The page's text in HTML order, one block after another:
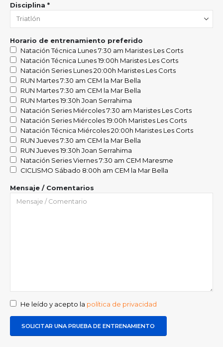
Disciplina *
Horario de entrenamiento preferido
Natación Técnica Lunes 7:30 am Maristes Les Corts
Natación Técnica Lunes 19:00h Maristes Les Corts
Natación Series Lunes 20:00h Maristes Les Corts
RUN Martes 7:30 am CEM la Mar Bella
RUN Martes 7:30 am CEM la Mar Bella
RUN Martes 19:30h Joan Serrahima
Natación Series Miércoles 7:30 am Maristes Les Corts
Natación Series Miércoles 19:00h Maristes Les Corts
Natación Técnica Miércoles 20:00h Maristes Les Corts
RUN Jueves 7:30 am CEM la Mar Bella
RUN Jueves 19:30h Joan Serrahima
Natación Series Viernes 7:30 am CEM Maresme
CICLISMO Sábado 8:00h am CEM la Mar Bella
Mensaje / Comentarios
He leído y acepto la política de privacidad